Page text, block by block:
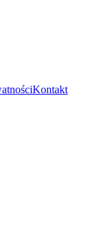
Kontakt